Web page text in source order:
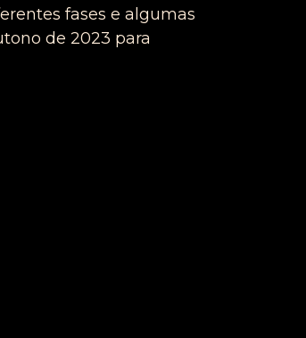
fases e algumas
de 2023 para